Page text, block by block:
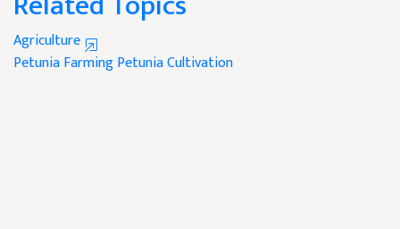
Agriculture
Petunia FarmingPetunia Cultivation